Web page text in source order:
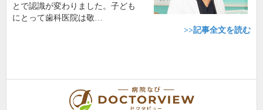
とで認識が変わりました。子ども
にとって歯科医院は敬…
>>記事全文を読む